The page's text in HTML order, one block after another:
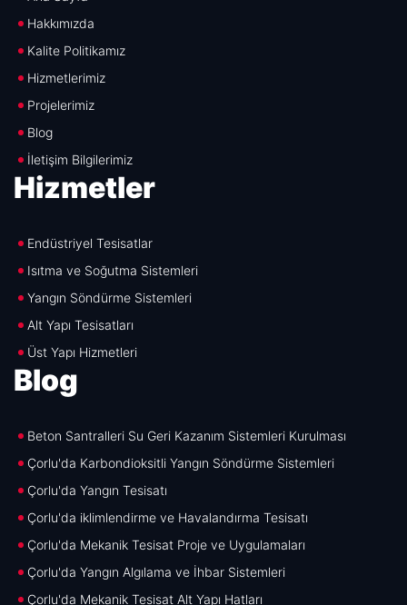
Hakkımızda
Kalite Politikamız
Hizmetlerimiz
Projelerimiz
Blog
İletişim Bilgilerimiz
Hizmetler
Endüstriyel Tesisatlar
Isıtma ve Soğutma Sistemleri
Yangın Söndürme Sistemleri
Alt Yapı Tesisatları
Üst Yapı Hizmetleri
Blog
Beton Santralleri Su Geri Kazanım Sistemleri Kurulması
Çorlu'da Karbondioksitli Yangın Söndürme Sistemleri
Çorlu'da Yangın Tesisatı
Çorlu'da iklimlendirme ve Havalandırma Tesisatı
Çorlu'da Mekanik Tesisat Proje ve Uygulamaları
Çorlu'da Yangın Algılama ve İhbar Sistemleri
Çorlu'da Mekanik Tesisat Alt Yapı Hatları